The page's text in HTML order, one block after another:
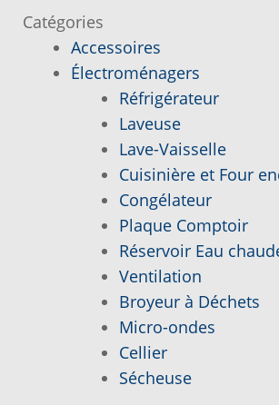
Demande de parution
Enquiry Cart
Informations pour la livraison ou
Joindre le Service à la Clientèle
Laveuse Whirlpool, je désire
Nos promotions
l’article
Catégories
Accessoires
Électroménagers
Réfrigérateur
Laveuse
Lave-Vaisselle
Cuisinière et Four
Congélateur
Plaque Comptoir
Réservoir Eau
Ventilation
Broyeur à Déchets
Micro-ondes
Cellier
Sécheuse